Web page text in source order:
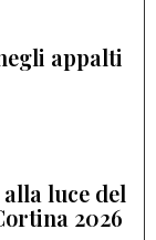
appalti
luce del
2026